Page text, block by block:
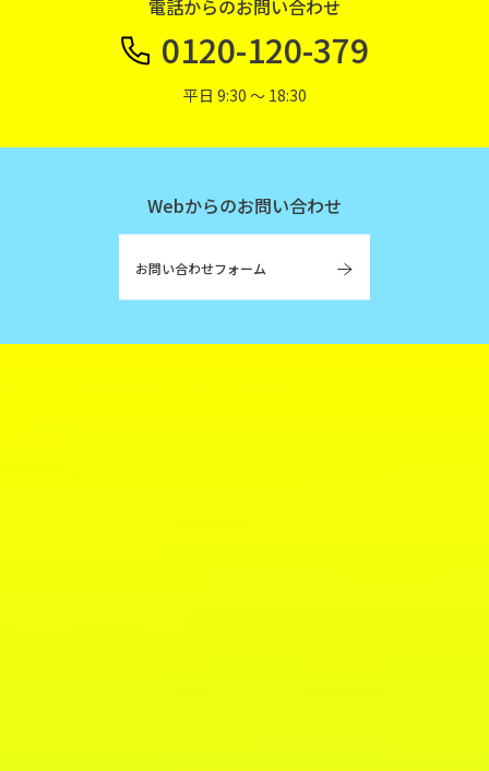
電話からのお問い合わせ
0120-120-379
平日 9:30 〜 18:30
Webからのお問い合わせ
お問い合わせフォーム